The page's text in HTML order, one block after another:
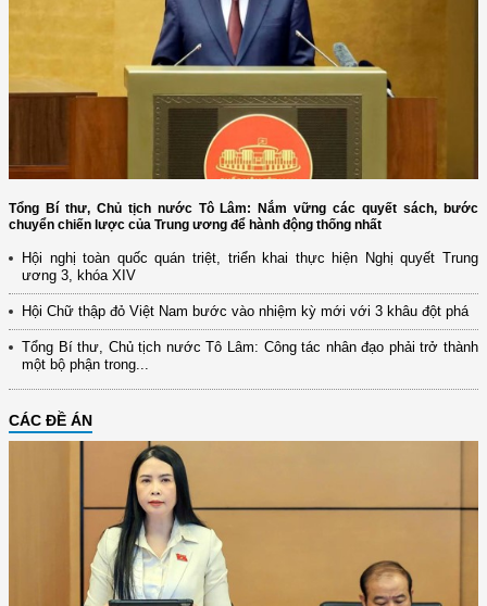
Tổng Bí thư, Chủ tịch nước Tô Lâm: Nắm vững các quyết sách, bước
chuyển chiến lược của Trung ương để hành động thống nhất
Hội nghị toàn quốc quán triệt, triển khai thực hiện Nghị quyết Trung
ương 3, khóa XIV
Hội Chữ thập đỏ Việt Nam bước vào nhiệm kỳ mới với 3 khâu đột phá
Tổng Bí thư, Chủ tịch nước Tô Lâm: Công tác nhân đạo phải trở thành
một bộ phận trong...
CÁC ĐỀ ÁN